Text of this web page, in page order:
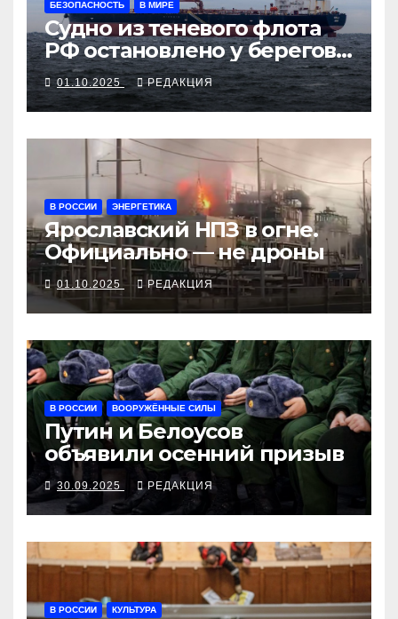
БЕЗОПАСНОСТЬ В МИРЕ
Судно из теневого флота
РФ остановлено у берегов
Франции
01.10.2025 РЕДАКЦИЯ
В РОССИИ ЭНЕРГЕТИКА
Ярославский НПЗ в огне.
Официально — не дроны
01.10.2025 РЕДАКЦИЯ
В РОССИИ ВООРУЖЁННЫЕ СИЛЫ
Путин и Белоусов
объявили осенний призыв
30.09.2025 РЕДАКЦИЯ
В РОССИИ КУЛЬТУРА